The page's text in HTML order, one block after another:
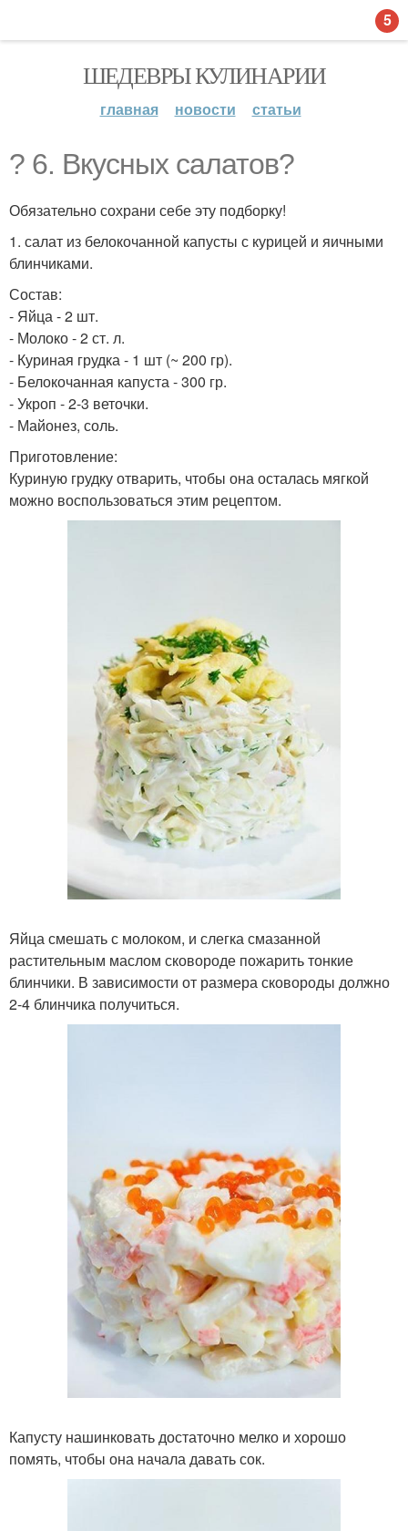
ШЕДЕВРЫ КУЛИНАРИИ
главная новости статьи
? 6. Вкусных салатов?
Обязательно сохрани себе эту подборку!
1. салат из белокочанной капусты с курицей и яичными
блинчиками.
Состав:
- Яйца - 2 шт.
- Молоко - 2 ст. л.
- Куриная грудка - 1 шт (~ 200 гр).
- Белокочанная капуста - 300 гр.
- Укроп - 2-3 веточки.
- Майонез, соль.
Приготовление:
Куриную грудку отварить, чтобы она осталась мягкой
можно воспользоваться этим рецептом.
Яйца смешать с молоком, и слегка смазанной
растительным маслом сковороде пожарить тонкие
блинчики. В зависимости от размера сковороды должно
2-4 блинчика получиться.
Капусту нашинковать достаточно мелко и хорошо
помять, чтобы она начала давать сок.
5